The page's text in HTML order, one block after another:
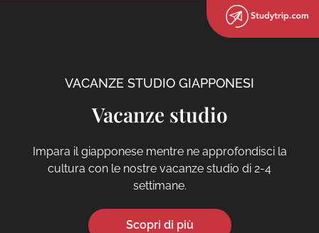
VACANZE STUDIO GIAPPONESI
Vacanze studio
Impara il giapponese mentre ne approfondisci la
cultura con le nostre vacanze studio di 2-4
settimane.
Scopri di più